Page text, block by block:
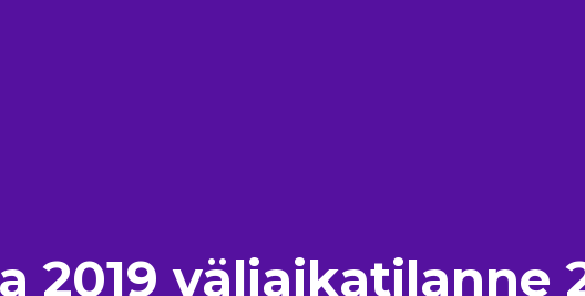
2019 väliaikatilanne